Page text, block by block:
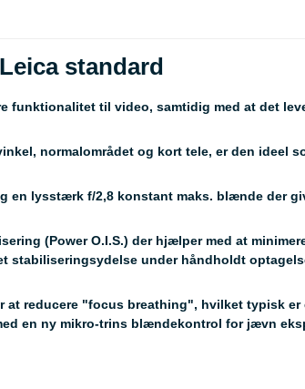
standard
funktionalitet til video, samtidig med at det
normalområdet og kort tele, er den ideel
en lysstærk f/2,8 konstant maks. blænde der
(Power O.I.S.) der hjælper med at
stabiliseringsydelse under håndholdt
reducere "focus breathing", hvilket typisk
en ny mikro-trins blændekontrol for jævn